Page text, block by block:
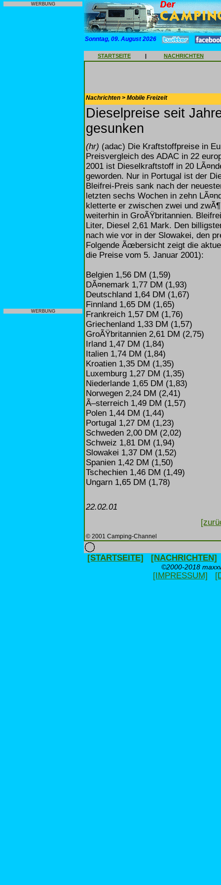
WERBUNG
WERBUNG
Sonntag, 09. August 2026
STARTSEITE | NACHRICHTEN
Nachrichten > Mobile Freizeit
Dieselpreise seit
gesunken
(hr) (adac) Die Kraftstoffpreise in
Preisvergleich des ADAC in 22
2001 ist Dieselkraftstoff in 20
geworden. Nur in Portugal ist der
Bleifrei-Preis sank nach der
letzten sechs Wochen in zehn
kletterte er zwischen zwei und
weiterhin in GroÃŸbritannien.
Liter, Diesel 2,61 Mark. Den
nach wie vor in der Slowakei, den
Folgende Ãœbersicht zeigt die
die Preise vom 5. Januar 2001):
Belgien 1,56 DM (1,59)
DÃ¤nemark 1,77 DM (1,93)
Deutschland 1,64 DM (1,67)
Finnland 1,65 DM (1,65)
Frankreich 1,57 DM (1,76)
Griechenland 1,33 DM (1,57)
GroÃŸbritannien 2,61 DM (2,75)
Irland 1,47 DM (1,84)
Italien 1,74 DM (1,84)
Kroatien 1,35 DM (1,35)
Luxemburg 1,27 DM (1,35)
Niederlande 1,65 DM (1,83)
Norwegen 2,24 DM (2,41)
Ã–sterreich 1,49 DM (1,57)
Polen 1,44 DM (1,44)
Portugal 1,27 DM (1,23)
Schweden 2,00 DM (2,02)
Schweiz 1,81 DM (1,94)
Slowakei 1,37 DM (1,52)
Spanien 1,42 DM (1,50)
Tschechien 1,46 DM (1,49)
Ungarn 1,65 DM (1,78)
22.02.01
© 2001 Camping-Channel
[STARTSEITE] [NACHRICHTEN]
©2000-2018
[IMPRESSUM]